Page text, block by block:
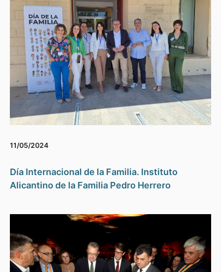
11/05/2024
Día Internacional de la Familia. Instituto
Alicantino de la Familia Pedro Herrero